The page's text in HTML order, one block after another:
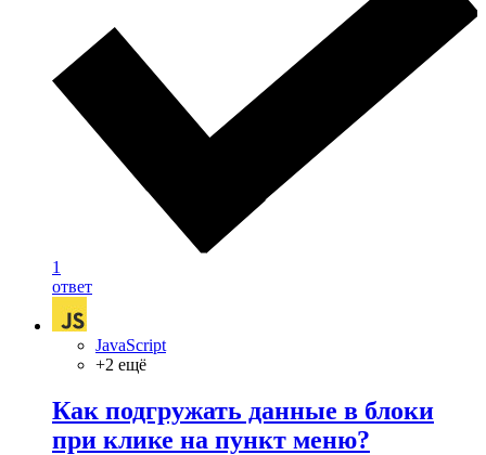
1
ответ
JavaScript
+2 ещё
Как подгружать данные в блоки
при клике на пункт меню?